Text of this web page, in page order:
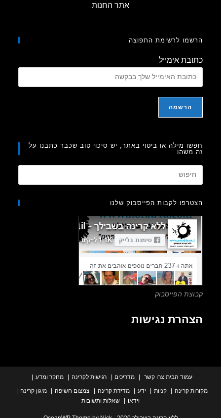
אתר החנות
לרשימת התפוצה
אימייל
מילה או ביטוי באתר, יש סיכוי טוב שכבר כתבנו על
Escape
לקבות הפייסבוק שלנו
הפייסבוק
נגישות
עמוד הבית צרו קשר מדריכים רגישות לקרינה
מחקר ומדע
קרינה
קניות ידע מדידת קרינה צמצום חשיפה
מיגון קרינה
שאלות ותשובות